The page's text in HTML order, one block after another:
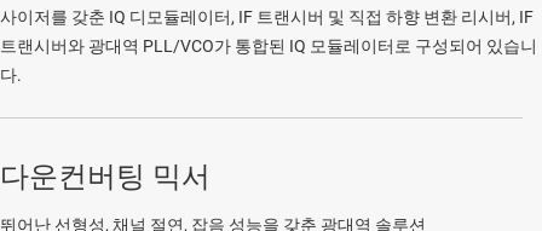
사이저를 갖춘 IQ 디모듈레이터, IF 트랜시버 및 직접 하향 변환 리시버, IF
트랜시버와 광대역 PLL/VCO가 통합된 IQ 모듈레이터로 구성되어 있습니
다.
다운컨버팅 믹서
뛰어난 선형성, 채널 절연, 잡음 성능을 갖춘 광대역 솔루션